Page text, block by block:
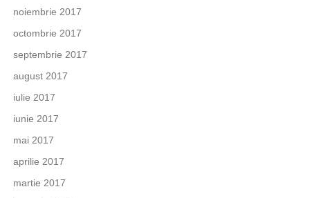
noiembrie 2017
octombrie 2017
septembrie 2017
august 2017
iulie 2017
iunie 2017
mai 2017
aprilie 2017
martie 2017